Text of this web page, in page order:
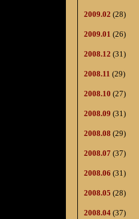
2009.02 (28)
2009.01 (26)
2008.12 (31)
2008.11 (29)
2008.10 (27)
2008.09 (31)
2008.08 (29)
2008.07 (37)
2008.06 (31)
2008.05 (28)
2008.04 (37)